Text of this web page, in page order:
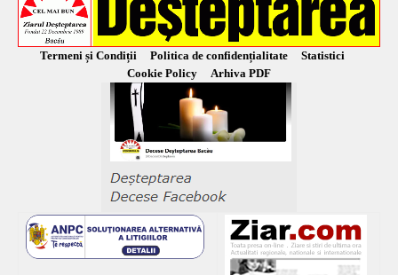
Termeni și Condiții Politica de confidențialitate
Statistici
Cookie Policy
Arhiva PDF